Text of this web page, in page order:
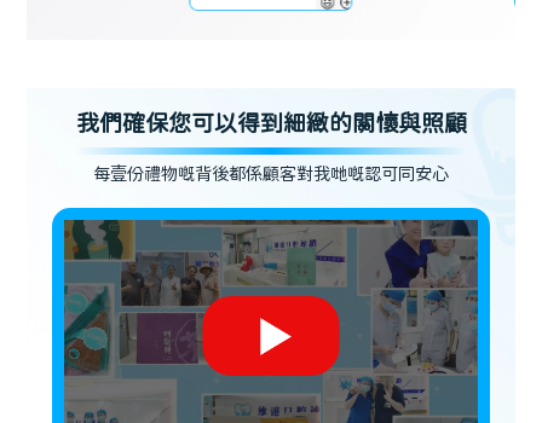
我們確保您可以得到細緻的關懷與照顧
每壹份禮物嘅背後都係顧客對我哋嘅認可同安心